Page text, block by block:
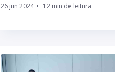
26 jun 2024 •